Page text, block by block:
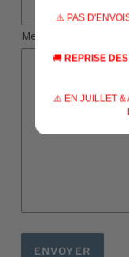
Message
⚠️ PAS
🚚 REPRISE
⚠️ EN JUILLET &